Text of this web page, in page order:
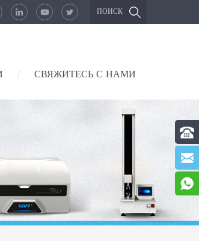
ПОИСК
/ СВЯЖИТЕСЬ С НАМИ